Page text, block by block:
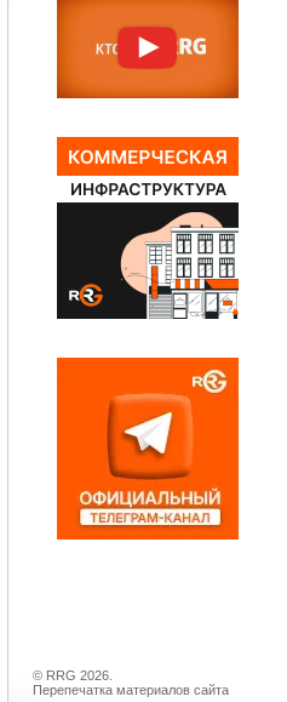
© RRG 2026.
Перепечатка материалов сайта